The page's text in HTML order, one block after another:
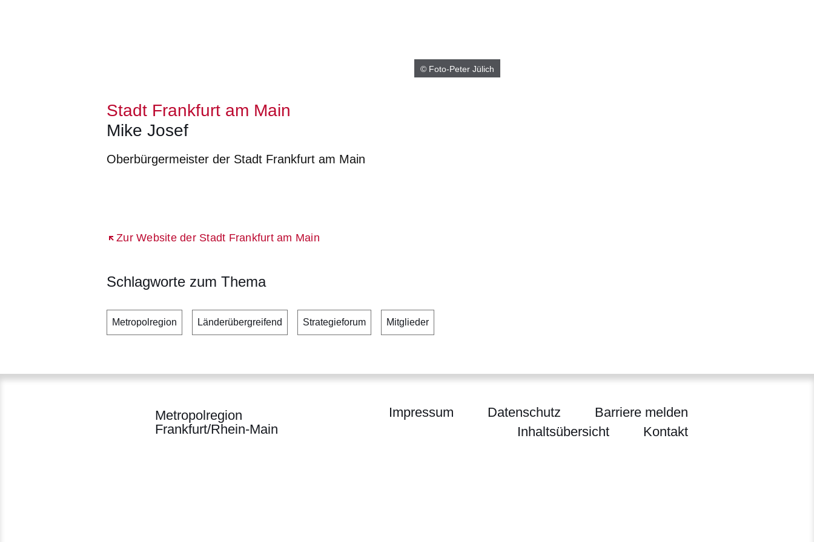
© Foto-Peter Jülich
Stadt Frankfurt am Main
Mike Josef
Oberbürgermeister der Stadt Frankfurt am Main
Zur Website der Stadt Frankfurt am Main
Öffnet sich in einem neuen Fenster
Schlagworte zum Thema
Metropolregion Länderübergreifend Strategieforum Mitglieder
Metropolregion
Frankfurt/Rhein-Main
Impressum Datenschutz
Barriere melden
Inhaltsübersicht
Kontakt